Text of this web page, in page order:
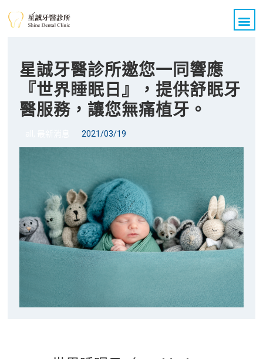
星誠牙醫診所邀您一同響應
『世界睡眠日』，提供舒眠牙
醫服務，讓您無痛植牙。
2021/03/19